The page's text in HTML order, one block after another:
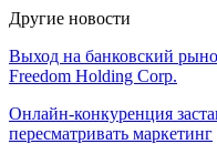
Другие новости
Выход на банковский
Freedom Holding Corp.
Онлайн-конкуренция
пересматривать маркетинг